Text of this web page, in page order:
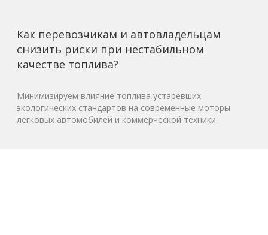
Как перевозчикам и автовладельцам
снизить риски при нестабильном
качестве топлива?
Минимизируем влияние топлива устаревших
экологических стандартов на современные моторы
легковых автомобилей и коммерческой техники.